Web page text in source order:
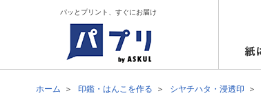
パッとプリント、すぐにお届け
ホーム 印鑑・はんこを作る シヤチハタ・浸透印